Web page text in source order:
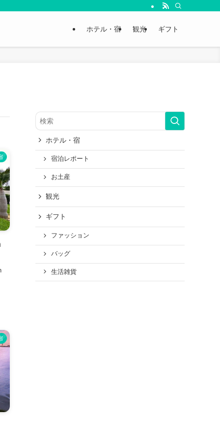
ホテル・宿 観光 ギフト
ホテル・宿
宿泊レポート
お土産
観光
ギフト
ファッション
バッグ
生活雑貨